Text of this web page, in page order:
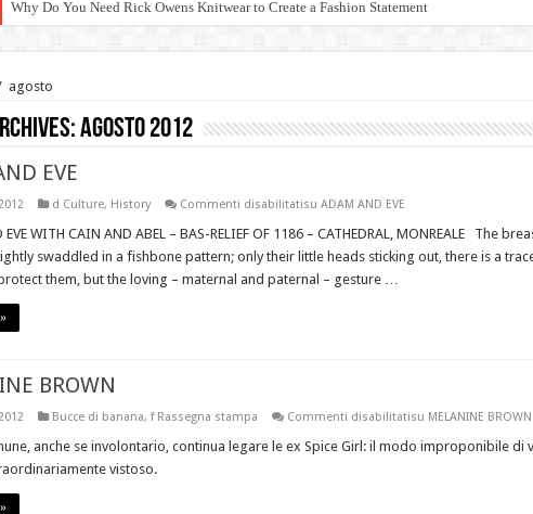
Why Do You Need Rick Owens Knitwear to Create a Fashion Statement
Red Alert!
Attractive Discount Deals on Women’s online Clothing at Dressspace
Il cotone
Moda Etica & Equo Garantita
agosto
agosto 2012
EVE
d Culture, History Commenti disabilitatisu ADAM AND EVE
EVE WITH CAIN AND ABEL – BAS-RELIEF OF 1186 – CATHEDRAL, MONREALE The
swaddled in a fishbone pattern; only their little heads sticking out, there is a
them, but the loving – maternal and paternal – gesture …
BROWN
Bucce di banana, f Rassegna stampa Commenti disabilitatisu MELANINE BROWN
anche se involontario, continua legare le ex Spice Girl: il modo improponibile di
vistoso.